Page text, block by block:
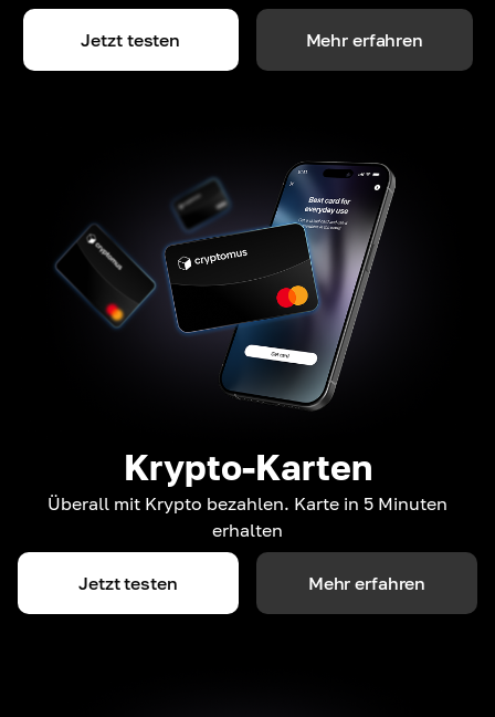
Jetzt testen Mehr erfahren
Krypto-Karten
Überall mit Krypto bezahlen. Karte in 5 Minuten
erhalten
Jetzt testen Mehr erfahren